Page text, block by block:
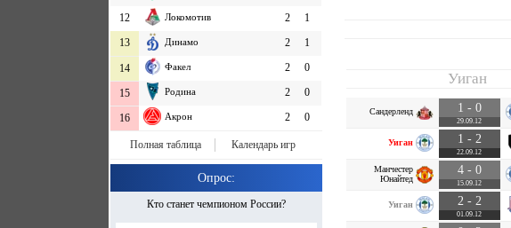
12
Локомотив 2
1
13
Динамо 2 1
14 Факел 2 0
15 Родина 2 0
16 Акрон 2 0
Полная таблица Календарь игр
Опрос:
Кто станет чемпионом России?
Уиган
Сандерленд 1 - 0
29.09.12
Уиган 1 - 2
22.09.12
Манчестер
Юнайтед
4 - 0
15.09.12
Уиган 2 - 2
01.09.12